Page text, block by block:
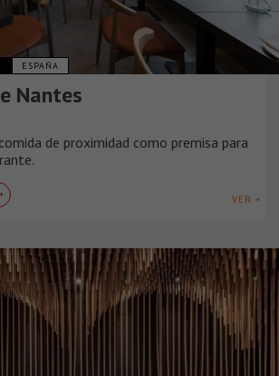
ESPAÑA
Nantes
de proximidad como premisa para
VER +